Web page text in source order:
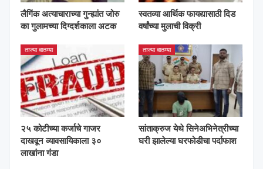
लैगिंक अत्याचाराच्या गुन्ह्यांत जोरु
का गुलामच्या दिग्दर्शकाला अटक
स्वतव्या आर्थिक फायद्यासाठी दिड
वर्षांच्या मुलाची विक्री
ताज्या बातम्या
२५ कोटीच्या कर्जाचे गाजर
दाखवून व्यावसायिकाला ३०
लाखांना गंडा
ताज्या बातम्या
सांताक्रुज येथे सिनेअभिनेत्रीच्या
घरी झालेल्या घरफोडीचा पर्दाफाश